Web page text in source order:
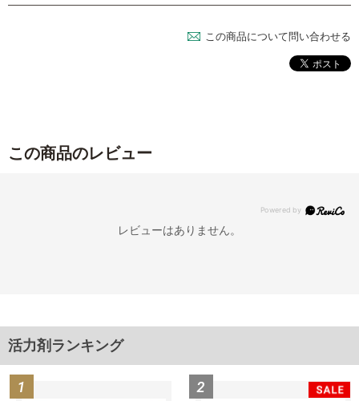
この商品について問い合わせる
この商品のレビュー
レビューはありません。
活力剤ランキング